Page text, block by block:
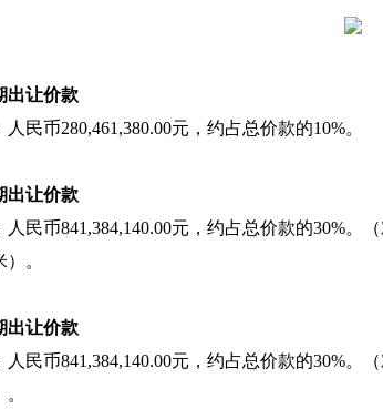
出让价款
人民币280,461,380.00元，约占总价款的10%。
出让价款
人民币841,384,140.00元，约占总价款的30%。
。
出让价款
人民币841,384,140.00元，约占总价款的30%。